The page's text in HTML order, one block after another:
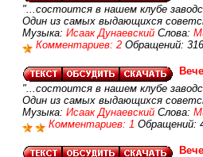
"...состоится в нашем клубе
Один из самых выдающихся
Музыка: Исаак Дунаевский Слова:
Комментариев: 2 Обращений:
"...состоится в нашем клубе
Один из самых выдающихся
Музыка: Исаак Дунаевский Слова:
Комментариев: 1 Обращений: